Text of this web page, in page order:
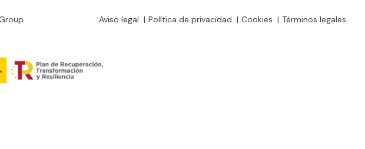
Aviso legal Política de privacidad Cookies Términos legales